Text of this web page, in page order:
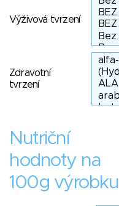
Výživová tvrzení
Zdravotní
tvrzení
Nutriční
hodnoty na
100g výrobku